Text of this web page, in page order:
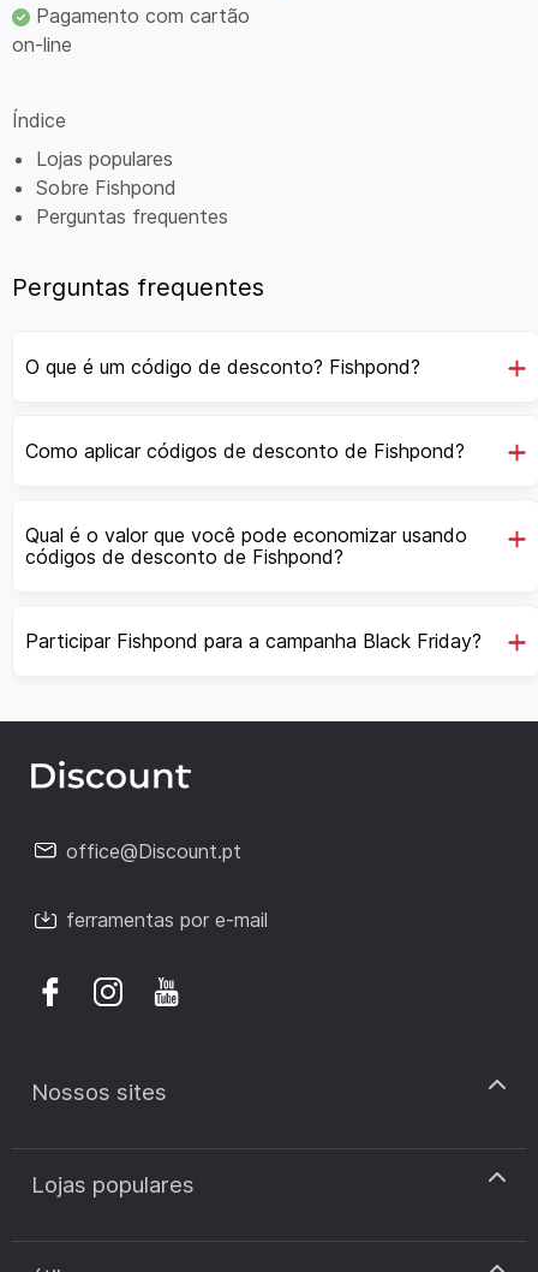
Pagamento com cartão
on-line
Índice
Lojas populares
Sobre Fishpond
Perguntas frequentes
Perguntas frequentes
O que é um código de desconto? Fishpond?
Como aplicar códigos de desconto de Fishpond?
Qual é o valor que você pode economizar usando
códigos de desconto de Fishpond?
Participar Fishpond para a campanha Black Friday?
office@Discount.pt
ferramentas por e-mail
Nossos sites
discount.pt
discount.sk
Lojas populares
Cupão de desconto Zooplus